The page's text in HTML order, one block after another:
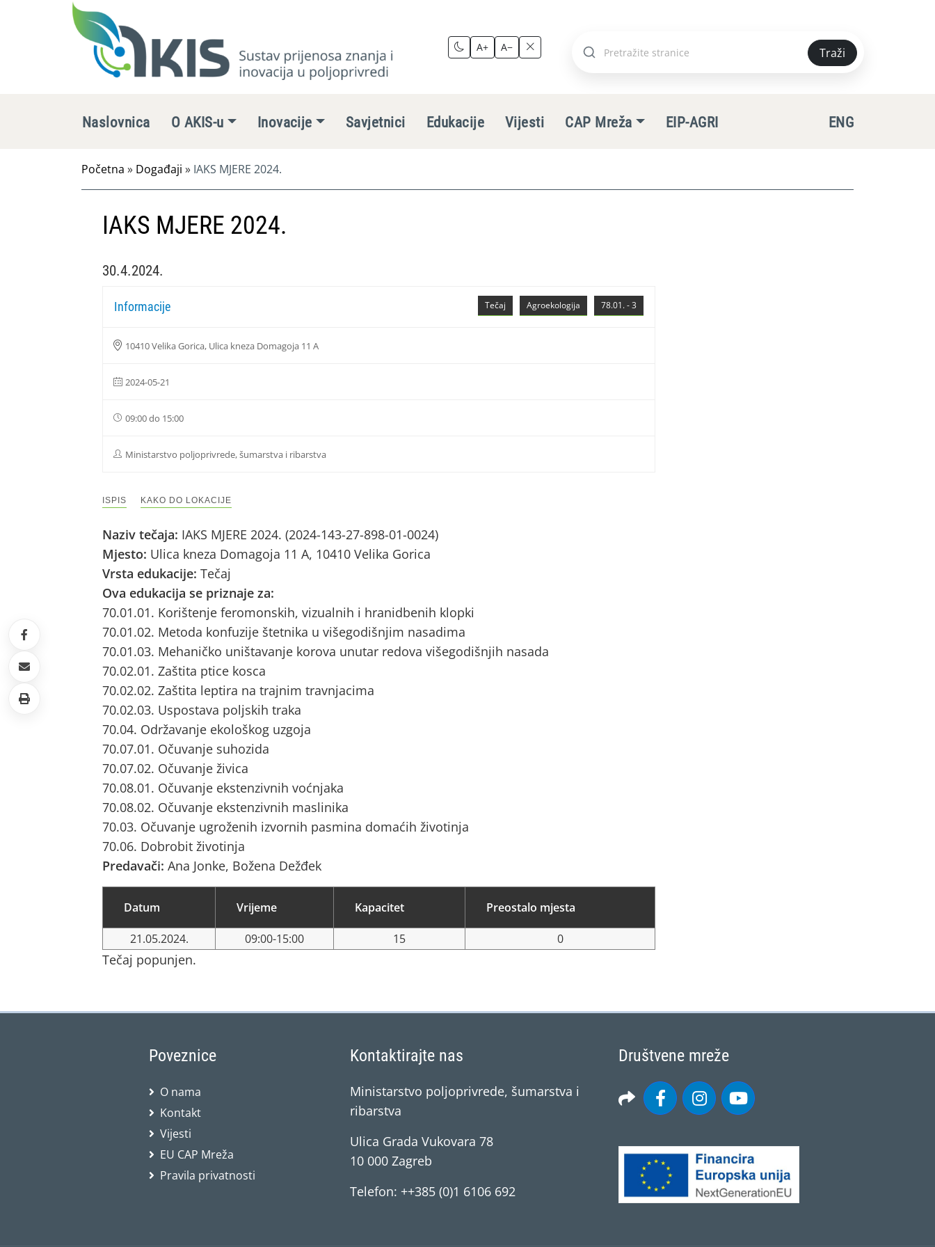
A+ A−
Pretraži
Traži
Naslovnica O AKIS-u Inovacije Savjetnici Edukacije Vijesti CAP Mreža EIP-AGRI ENG
Početna » Događaji » IAKS MJERE 2024.
IAKS MJERE 2024.
30.4.2024.
78.01. - 3
Agroekologija
Tečaj
Informacije
10410 Velika Gorica, Ulica kneza Domagoja 11 A
2024-05-21
09:00 do 15:00
Ministarstvo poljoprivrede, šumarstva i ribarstva
ISPIS KAKO DO LOKACIJE
Naziv tečaja: IAKS MJERE 2024. (2024-143-27-898-01-0024)
Mjesto: Ulica kneza Domagoja 11 A, 10410 Velika Gorica
Vrsta edukacije: Tečaj
Ova edukacija se priznaje za:
70.01.01. Korištenje feromonskih, vizualnih i hranidbenih klopki
70.01.02. Metoda konfuzije štetnika u višegodišnjim nasadima
70.01.03. Mehaničko uništavanje korova unutar redova višegodišnjih nasada
70.02.01. Zaštita ptice kosca
70.02.02. Zaštita leptira na trajnim travnjacima
70.02.03. Uspostava poljskih traka
70.04. Održavanje ekološkog uzgoja
70.07.01. Očuvanje suhozida
70.07.02. Očuvanje živica
70.08.01. Očuvanje ekstenzivnih voćnjaka
70.08.02. Očuvanje ekstenzivnih maslinika
70.03. Očuvanje ugroženih izvornih pasmina domaćih životinja
70.06. Dobrobit životinja
Predavači: Ana Jonke, Božena Dežđek
Datum Vrijeme Kapacitet Preostalo mjesta
21.05.2024. 09:00-15:00 15 0
Tečaj popunjen.
Poveznice
O nama
Kontakt
Vijesti
EU CAP Mreža
Pravila privatnosti
Kontaktirajte nas
Ministarstvo poljoprivrede, šumarstva i
ribarstva
Ulica Grada Vukovara 78
10 000 Zagreb
Telefon: ++385 (0)1 6106 692
Društvene mreže